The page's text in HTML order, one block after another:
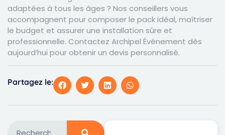
adaptées à tous les âges ? Nos conseillers vous
accompagnent pour composer le pack idéal, maîtriser
le budget et assurer une installation sûre et
professionnelle. Contactez Archipel Événement dès
aujourd’hui pour obtenir un devis personnalisé.
Partagez le: